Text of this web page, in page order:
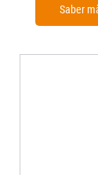
Saber